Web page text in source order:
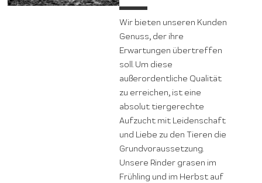
Wir bieten unseren Kunden
Genuss, der ihre
Erwartungen übertreffen
soll. Um diese
außerordentliche Qualität
zu erreichen, ist eine
absolut tiergerechte
Aufzucht mit Leidenschaft
und Liebe zu den Tieren die
Grundvoraussetzung.
Unsere Rinder grasen im
Frühling und im Herbst auf